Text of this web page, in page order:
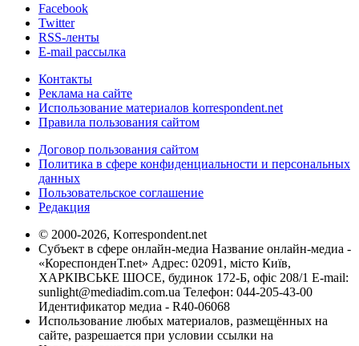
Facebook
Twitter
RSS-ленты
E-mail рассылка
Контакты
Реклама на сайте
Использование материалов korrespondent.net
Правила пользования сайтом
Договор пользования сайтом
Политика в сфере конфиденциальности и персональных
данных
Пользовательское соглашение
Редакция
© 2000-2026, Korrespondent.net
Субъект в сфере онлайн-медиа Название онлайн-медиа -
«КореспонденТ.net» Адрес: 02091, місто Київ,
ХАРКІВСЬКЕ ШОСЕ, будинок 172-Б, офіс 208/1 E-mail:
sunlight@mediadim.com.ua Телефон: 044-205-43-00
Идентификатор медиа - R40-06068
Использование любых материалов, размещённых на
сайте, разрешается при условии ссылки на